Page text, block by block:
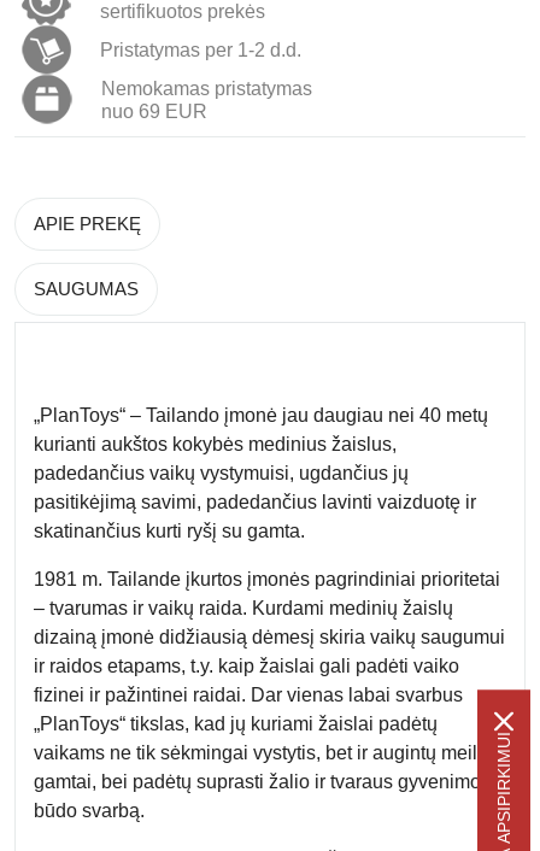
sertifikuotos prekės
Pristatymas per 1-2 d.d.
Nemokamas pristatymas
nuo 69 EUR
APIE PREKĘ
SAUGUMAS
„PlanToys“ – Tailando įmonė jau daugiau nei 40 metų
kurianti aukštos kokybės medinius žaislus,
padedančius vaikų vystymuisi, ugdančius jų
pasitikėjimą savimi, padedančius lavinti vaizduotę ir
skatinančius kurti ryšį su gamta.
1981 m. Tailande įkurtos įmonės pagrindiniai prioritetai
– tvarumas ir vaikų raida. Kurdami medinių žaislų
dizainą įmonė didžiausią dėmesį skiria vaikų saugumui
ir raidos etapams, t.y. kaip žaislai gali padėti vaiko
fizinei ir pažintinei raidai. Dar vienas labai svarbus
„PlanToys“ tikslas, kad jų kuriami žaislai padėtų
vaikams ne tik sėkmingai vystytis, bet ir augintų meilę
gamtai, bei padėtų suprasti žalio ir tvaraus gyvenimo
būdo svarbą.